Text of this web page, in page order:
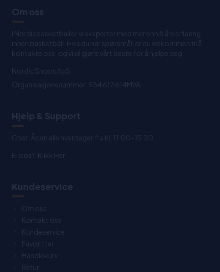
Om oss
I Nordicbasketball er vi eksperter med mer enn 8 års erfaring
innen basketball. Hvis du har spørsmål, er du velkommen til å
kontakte oss, og vi vil gjøre vårt beste for å hjelpe deg
Nordic Shops ApS
Organisasjonsnummer: 934 617 614MVA
Hjelp & Support
Chat: Åpen alle hverdager fra kl. 11:00-15:30.
E-post: Klikk Her
Kundeservice
Om oss
Kontakt oss
Kundeservice
Favoritter
Handlekurv
Retur